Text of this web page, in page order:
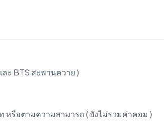
ะ BTS สะพานควาย )
หรือตามความสามารถ ( ยังไม่รวมค่าคอม )